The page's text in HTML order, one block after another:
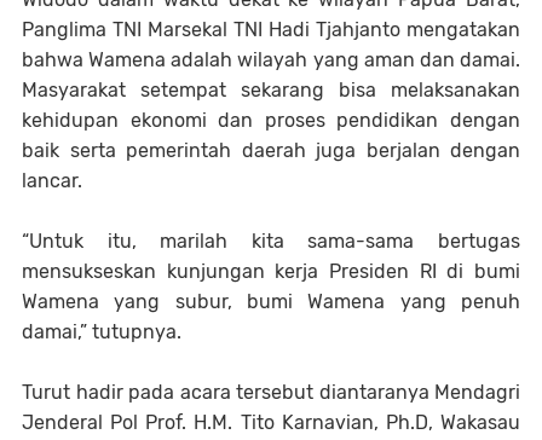
Panglima TNI Marsekal TNI Hadi Tjahjanto mengatakan
bahwa Wamena adalah wilayah yang aman dan damai.
Masyarakat setempat sekarang bisa melaksanakan
kehidupan ekonomi dan proses pendidikan dengan
baik serta pemerintah daerah juga berjalan dengan
lancar.
“Untuk itu, marilah kita sama-sama bertugas
mensukseskan kunjungan kerja Presiden RI di bumi
Wamena yang subur, bumi Wamena yang penuh
damai,” tutupnya.
Turut hadir pada acara tersebut diantaranya Mendagri
Jenderal Pol Prof. H.M. Tito Karnavian, Ph.D, Wakasau